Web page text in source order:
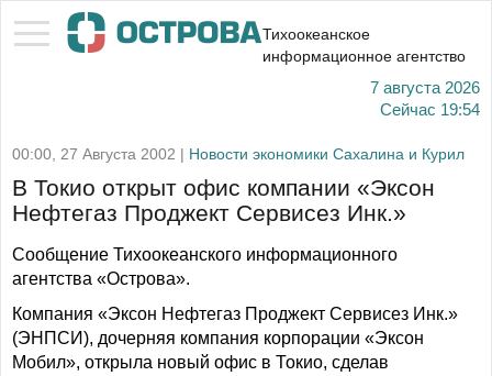
Тихоокеанское
информационное агентство
7 августа 2026
Сейчас 19:54
00:00, 27 Августа 2002 | Новости экономики Сахалина и Курил
В Токио открыт офис компании «Эксон
Нефтегаз Проджект Сервисез Инк.»
Сообщение Тихоокеанского информационного
агентства «Острова».
Компания «Эксон Нефтегаз Проджект Сервисез Инк.»
(ЭНПСИ), дочерняя компания корпорации «Эксон
Мобил», открыла новый офис в Токио, сделав